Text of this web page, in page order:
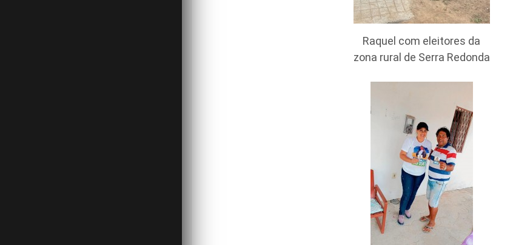
Raquel com eleitores da
zona rural de Serra Redonda